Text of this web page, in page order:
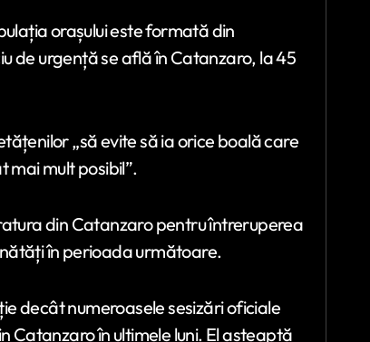
orașului este formată din
de urgență se află în Catanzaro, la 45
„să evite să ia orice boală care
mai mult posibil”.
din Catanzaro pentru întreruperea
în perioada următoare.
decât numeroasele sesizări oficiale
Catanzaro în ultimele luni. El așteaptă